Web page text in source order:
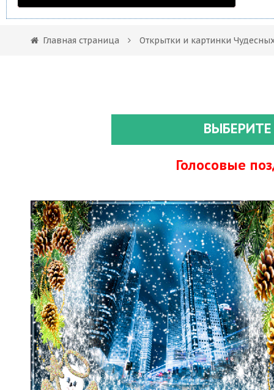
Главная страница Открытки и картинки
Голосовые